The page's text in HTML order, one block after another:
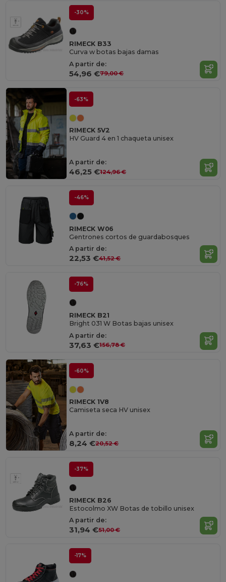
-30%
RIMECK B33
Curva w botas bajas damas
A partir de:
54,96 €79,00 €
-63%
RIMECK 5V2
HV Guard 4 en 1 chaqueta unisex
A partir de:
46,25 €124,96 €
-46%
RIMECK W06
Gentrones cortos de guardabosques
A partir de:
22,53 €41,52 €
-76%
RIMECK B21
Bright 031 W Botas bajas unisex
A partir de:
37,63 €156,78 €
-60%
RIMECK 1V8
Camiseta seca HV unisex
A partir de:
8,24 €20,52 €
-37%
RIMECK B26
Estocolmo XW Botas de tobillo unisex
A partir de:
31,94 €51,00 €
-17%